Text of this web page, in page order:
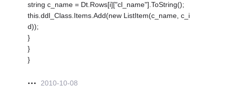
string c_name = Dt.Rows[i]["cl_name"].ToString();
this.ddl_Class.Items.Add(new ListItem(c_name, c_i
d));
}
}
}
2010-10-08